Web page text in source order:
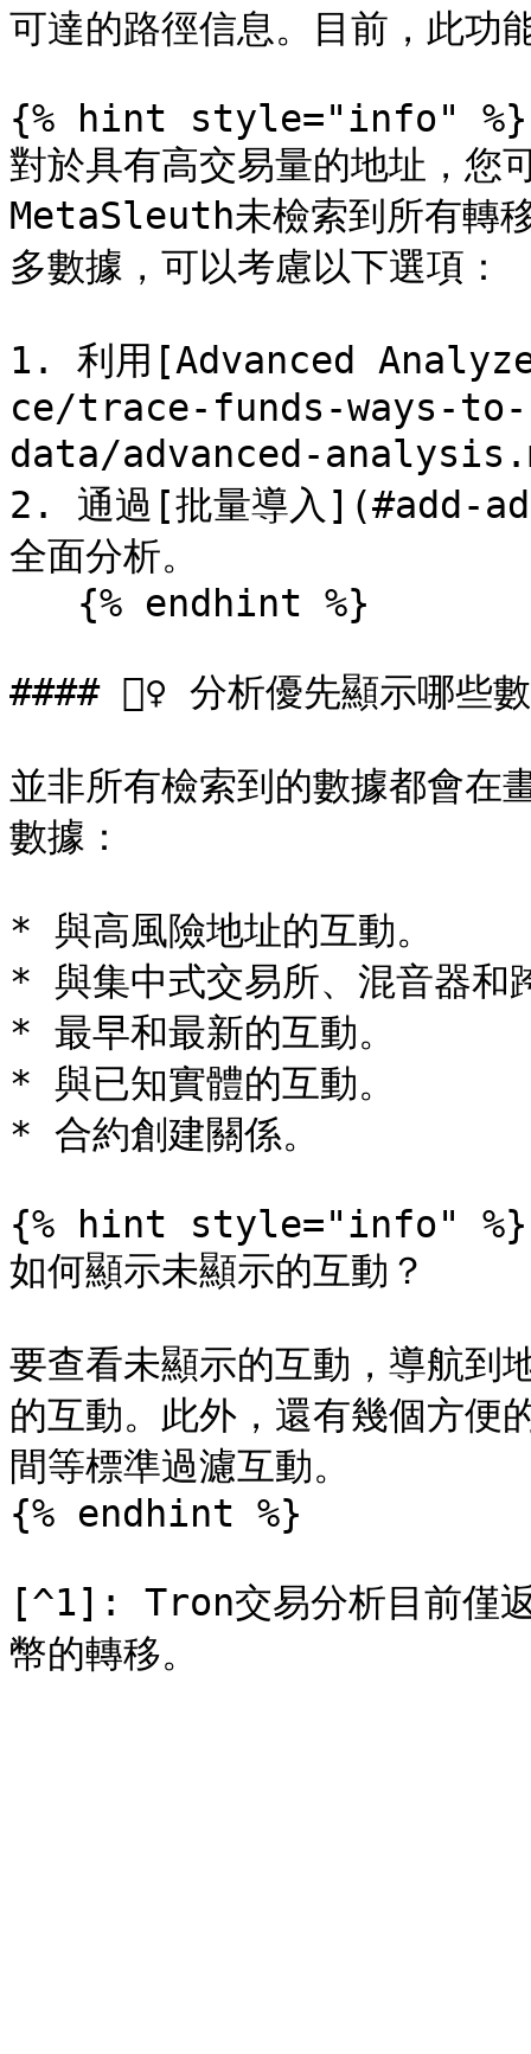
可達的路徑信息。目前，此功
{% hint style="info" %}
對於具有高交易量的地址，您
MetaSleuth未檢索到所有轉
多數據，可以考慮以下選項：
1. 利用[Advanced
ce/trace-funds-ways-
data/advanced-
2. 通過[批量導入](#add-
全面分析。
#### 🙋‍♀️ 分析優先顯示哪些
並非所有檢索到的數據都會在
數據：
* 與高風險地址的互動。
* 與集中式交易所、混音器和
* 最早和最新的互動。
* 與已知實體的互動。
* 合約創建關係。
{% hint style="info" %}
如何顯示未顯示的互動？
要查看未顯示的互動，導航到
的互動。此外，還有幾個方便
間等標準過濾互動。
{% endhint %}
[^1]: Tron交易分析目前僅